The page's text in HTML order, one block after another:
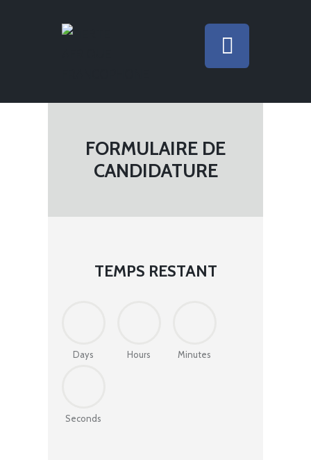
FORMULAIRE DE
CANDIDATURE
TEMPS RESTANT
Days Hours Minutes
Seconds